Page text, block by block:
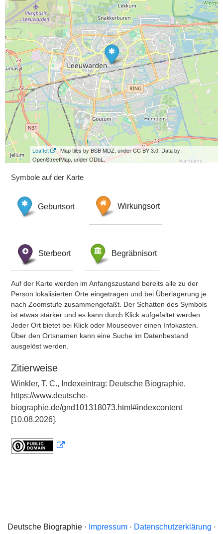
Leaflet
| Map tiles by BSB MDZ, under CC BY 3.0. Data by
OpenStreetMap, under ODbL.
Symbole auf der Karte
Geburtsort Wirkungsort
Sterbeort Begräbnisort
Auf der Karte werden im Anfangszustand bereits alle zu der
Person lokalisierten Orte eingetragen und bei Überlagerung je
nach Zoomstufe zusammengefaßt. Der Schatten des Symbols
ist etwas stärker und es kann durch Klick aufgefaltet werden.
Jeder Ort bietet bei Klick oder Mouseover einen Infokasten.
Über den Ortsnamen kann eine Suche im Datenbestand
ausgelöst werden.
Zitierweise
Winkler, T. C., Indexeintrag: Deutsche Biographie,
https://www.deutsche-
biographie.de/gnd101318073.html#indexcontent
[10.08.2026].
Deutsche Biographie · Impressum· Datenschutzerklärung ·